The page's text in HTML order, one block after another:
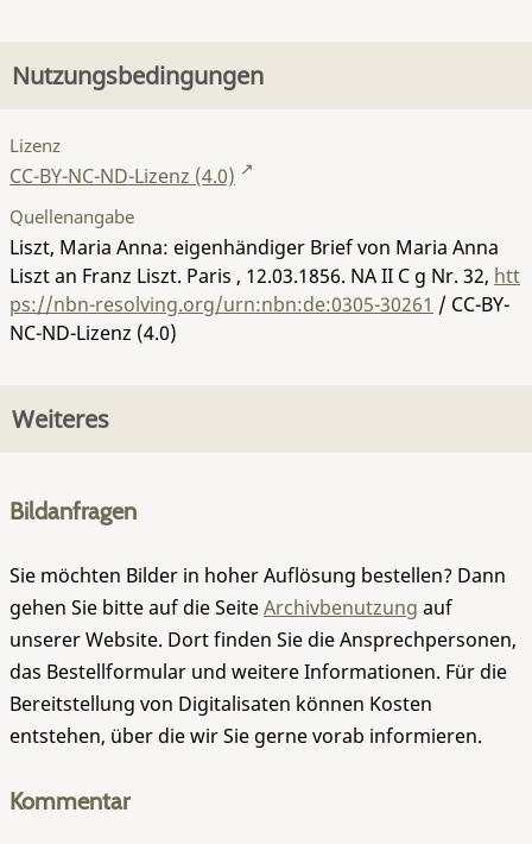
Nutzungsbedingungen
Lizenz
CC-BY-NC-ND-Lizenz (4.0)
Quellenangabe
Liszt, Maria Anna: eigenhändiger Brief von Maria Anna
Liszt an Franz Liszt. Paris , 12.03.1856. NA II C g Nr. 32, htt
ps://nbn-resolving.org/urn:nbn:de:0305-30261 / CC-BY-
NC-ND-Lizenz (4.0)
Weiteres
Bildanfragen
Sie möchten Bilder in hoher Auflösung bestellen? Dann
gehen Sie bitte auf die SeiteArchivbenutzung auf
unserer Website. Dort finden Sie die Ansprechpersonen,
das Bestellformular und weitere Informationen. Für die
Bereitstellung von Digitalisaten können Kosten
entstehen, über die wir Sie gerne vorab informieren.
Kommentar